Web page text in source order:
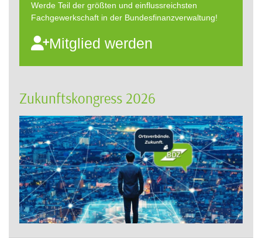
Werde Teil der größten und einflussreichsten
Fachgewerkschaft in der Bundesfinanzverwaltung!
Mitglied werden
Zukunftskongress 2026